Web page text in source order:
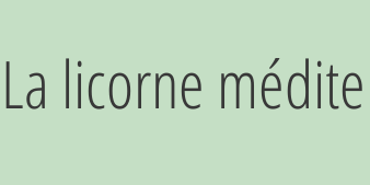
La licorne médite